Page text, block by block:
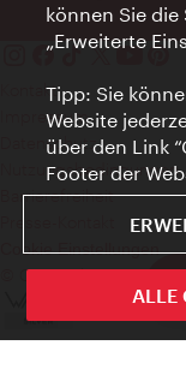
Kontakt
Impressum
Datenschutz
Nutzungsbedingungen
Barrierefreiheit
Cookie Einstellungen
© Copyright
können Sie
„Erweiterte
Tipp: Sie
Website
über den Link
Footer der
ALLE